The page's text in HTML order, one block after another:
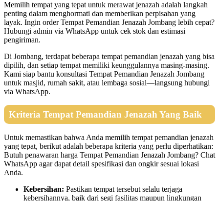
Memilih tempat yang tepat untuk merawat jenazah adalah langkah
penting dalam menghormati dan memberikan perpisahan yang
layak. Ingin order Tempat Pemandian Jenazah Jombang lebih cepat?
Hubungi admin via WhatsApp untuk cek stok dan estimasi
pengiriman.
Di Jombang, terdapat beberapa tempat pemandian jenazah yang bisa
dipilih, dan setiap tempat memiliki keunggulannya masing-masing.
Kami siap bantu konsultasi Tempat Pemandian Jenazah Jombang
untuk masjid, rumah sakit, atau lembaga sosial—langsung hubungi
via WhatsApp.
Kriteria Tempat Pemandian Jenazah Yang Baik
Untuk memastikan bahwa Anda memilih tempat pemandian jenazah
yang tepat, berikut adalah beberapa kriteria yang perlu diperhatikan:
Butuh penawaran harga Tempat Pemandian Jenazah Jombang? Chat
WhatsApp agar dapat detail spesifikasi dan ongkir sesuai lokasi
Anda.
Kebersihan: Pastikan tempat tersebut selalu terjaga
kebersihannya, baik dari segi fasilitas maupun lingkungan